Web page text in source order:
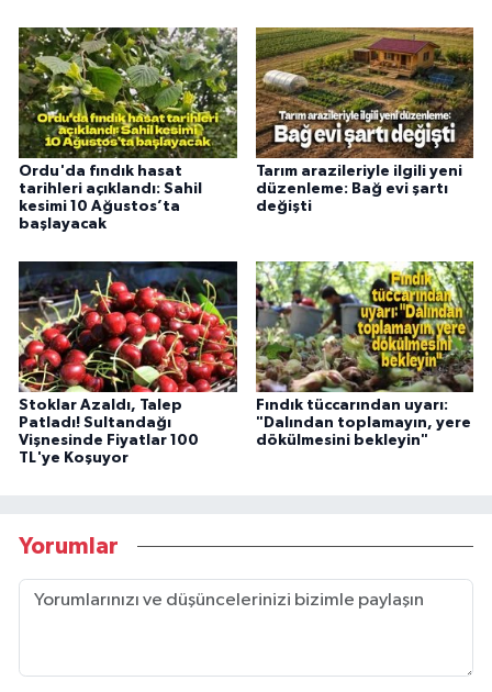
Ordu'da fındık hasat
tarihleri açıklandı: Sahil
kesimi 10 Ağustos’ta
başlayacak
Tarım arazileriyle ilgili yeni
düzenleme: Bağ evi şartı
değişti
Stoklar Azaldı, Talep
Patladı! Sultandağı
Vişnesinde Fiyatlar 100
TL'ye Koşuyor
Fındık tüccarından uyarı:
"Dalından toplamayın, yere
dökülmesini bekleyin"
Yorumlar